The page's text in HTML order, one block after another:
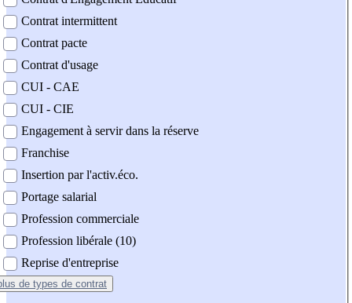
Contrat intermittent
Contrat pacte
Contrat d'usage
CUI - CAE
CUI - CIE
Engagement à servir dans la réserve
Franchise
Insertion par l'activ.éco.
Portage salarial
Profession commerciale
Profession libérale (10)
Reprise d'entreprise
de types de contrat